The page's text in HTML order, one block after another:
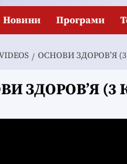
Новини Програми
ОСНОВИ ЗДОРОВ’Я (3
ЗДОРОВ’Я (3